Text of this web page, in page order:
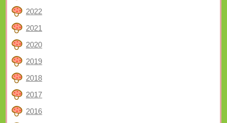
2022
2021
2020
2019
2018
2017
2016